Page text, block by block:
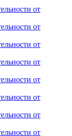
от
от
от
от
от
от
от
от